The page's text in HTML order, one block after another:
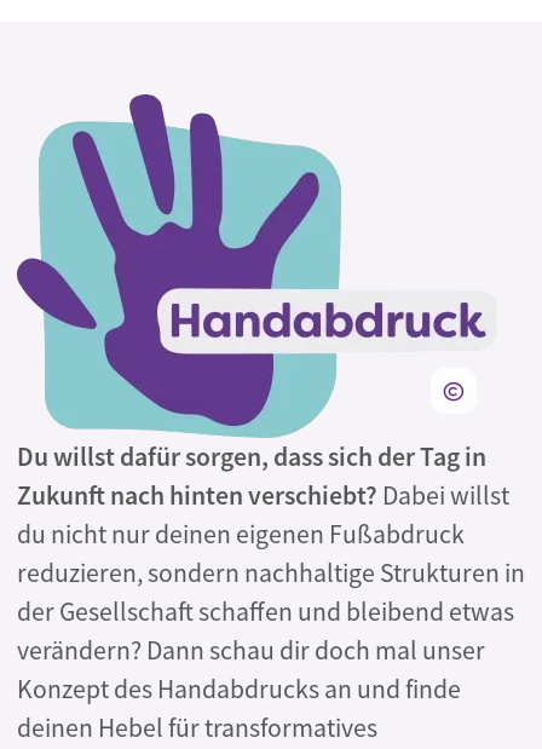
Du willst dafür sorgen, dass sich der Tag in
Zukunft nach hinten verschiebt? Dabei willst
du nicht nur deinen eigenen Fußabdruck
reduzieren, sondern nachhaltige Strukturen in
der Gesellschaft schaffen und bleibend etwas
verändern? Dann schau dir doch mal unser
Konzept des Handabdrucks an und finde
deinen Hebel für transformatives